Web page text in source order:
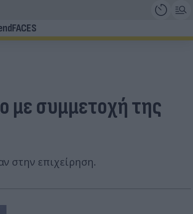
FACES
με συμμετοχή της
στην επιχείρηση.